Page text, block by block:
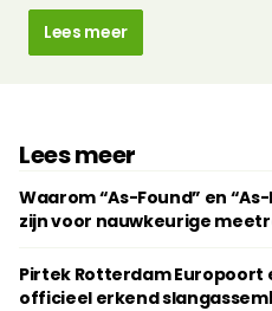
Lees meer
Lees meer
Waarom “As-Found” en
zijn voor nauwkeurige
Pirtek Rotterdam Europoort
officieel erkend